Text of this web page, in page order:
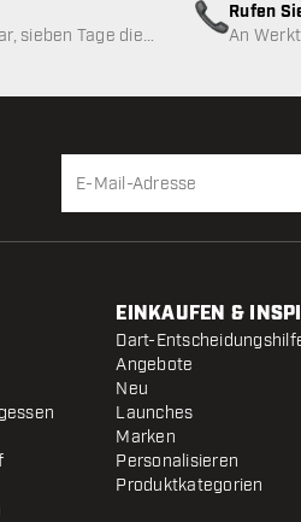
nicht verfügbar
sieben Tage die
Rufen
An
EINKAUFEN &
Dart-
Angebote
Neu
Launches
Marken
Personalisieren
Produktkategorien